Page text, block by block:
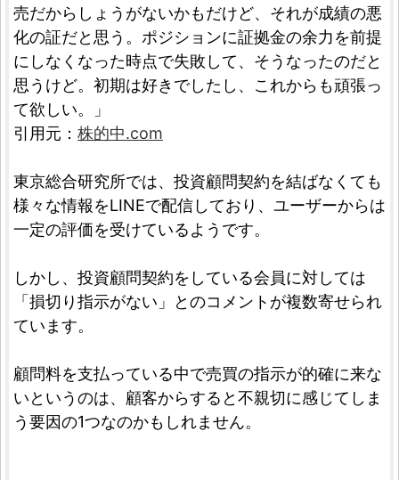
売だからしょうがないかもだけど、それが成績の悪
化の証だと思う。ポジションに証拠金の余力を前提
にしなくなった時点で失敗して、そうなったのだと
思うけど。初期は好きでしたし、これからも頑張っ
て欲しい。」
引用元： 株的中.com
東京総合研究所では、投資顧問契約を結ばなくても
様々な情報をLINEで配信しており、ユーザーからは
一定の評価を受けているようです。
しかし、投資顧問契約をしている会員に対しては
「損切り指示がない」とのコメントが複数寄せられ
ています。
顧問料を支払っている中で売買の指示が的確に来な
いというのは、顧客からすると不親切に感じてしま
う要因の1つなのかもしれません。